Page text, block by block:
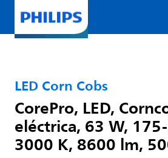
LED Corn Cobs
CorePro, LED,
eléctrica, 63 W,
3000 K, 8600 lm,